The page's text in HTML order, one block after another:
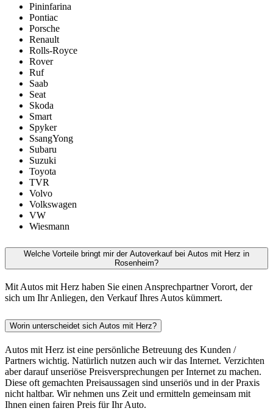
Pininfarina
Pontiac
Porsche
Renault
Rolls-Royce
Rover
Ruf
Saab
Seat
Skoda
Smart
Spyker
SsangYong
Subaru
Suzuki
Toyota
TVR
Volvo
Volkswagen
VW
Wiesmann
Welche Vorteile bringt mir der Autoverkauf bei Autos mit Herz in
Rosenheim?
Mit Autos mit Herz haben Sie einen Ansprechpartner Vorort, der
sich um Ihr Anliegen, den Verkauf Ihres Autos kümmert.
Worin unterscheidet sich Autos mit Herz?
Autos mit Herz ist eine persönliche Betreuung des Kunden /
Partners wichtig. Natürlich nutzen auch wir das Internet. Verzichten
aber darauf unseriöse Preisversprechungen per Internet zu machen.
Diese oft gemachten Preisaussagen sind unseriös und in der Praxis
nicht haltbar. Wir nehmen uns Zeit und ermitteln gemeinsam mit
Ihnen einen fairen Preis für Ihr Auto.